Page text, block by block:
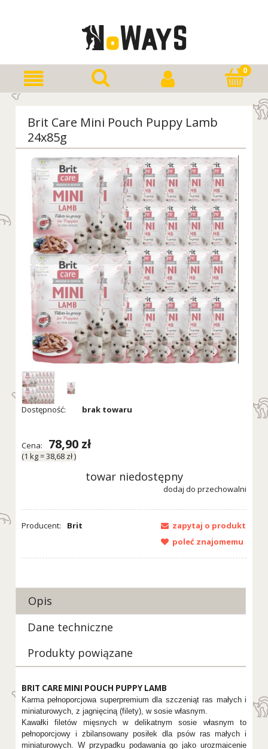
Brit Care Mini Pouch Puppy Lamb
24x85g
Dostępność: brak towaru
Cena: 78,90 zł
(1 kg=38,68 zł)
towar niedostępny
dodaj do przechowalni
Producent: Brit
zapytaj o produkt
poleć znajomemu
Opis
Dane techniczne
Produkty powiązane
BRIT CARE MINI POUCH PUPPY LAMB
Karma pełnoporcjowa superpremium dla szczeniąt ras małych i
miniaturowych, z jagnięciną (filety), w sosie własnym.
Kawałki filetów mięsnych w delikatnym sosie własnym to
pełnoporcjowy i zbilansowany posiłek dla psów ras małych i
miniaturowych. W przypadku podawania go jako urozmaicenie